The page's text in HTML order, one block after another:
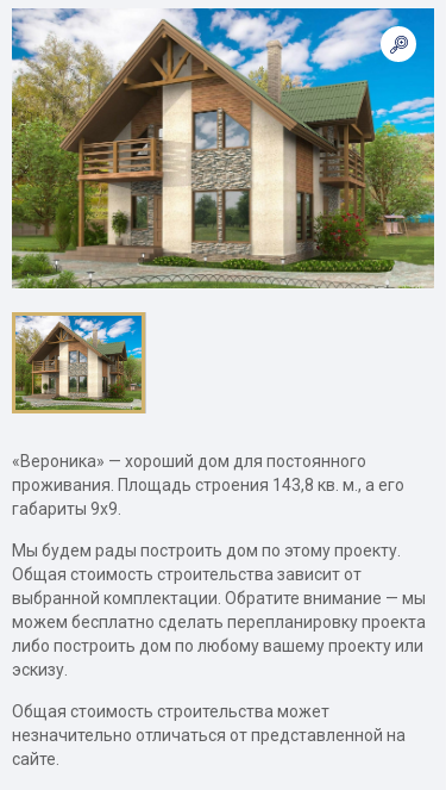
«Вероника» — хороший дом для постоянного
проживания. Площадь строения 143,8 кв. м., а его
габариты 9х9.
Мы будем рады построить дом по этому проекту.
Общая стоимость строительства зависит от
выбранной комплектации. Обратите внимание — мы
можем бесплатно сделать перепланировку проекта
либо построить дом по любому вашему проекту или
эскизу.
Общая стоимость строительства может
незначительно отличаться от представленной на
сайте.